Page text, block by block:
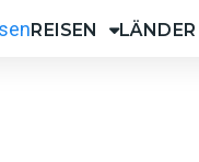
REISEN LÄNDER